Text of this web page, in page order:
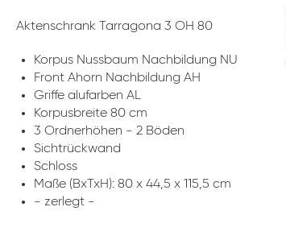
Aktenschrank Tarragona 3 OH 80
Korpus Nussbaum Nachbildung NU
Front Ahorn Nachbildung AH
Griffe alufarben AL
Korpusbreite 80 cm
3 Ordnerhöhen - 2 Böden
Sichtrückwand
Schloss
Maße (BxTxH): 80 x 44,5 x 115,5 cm
- zerlegt -